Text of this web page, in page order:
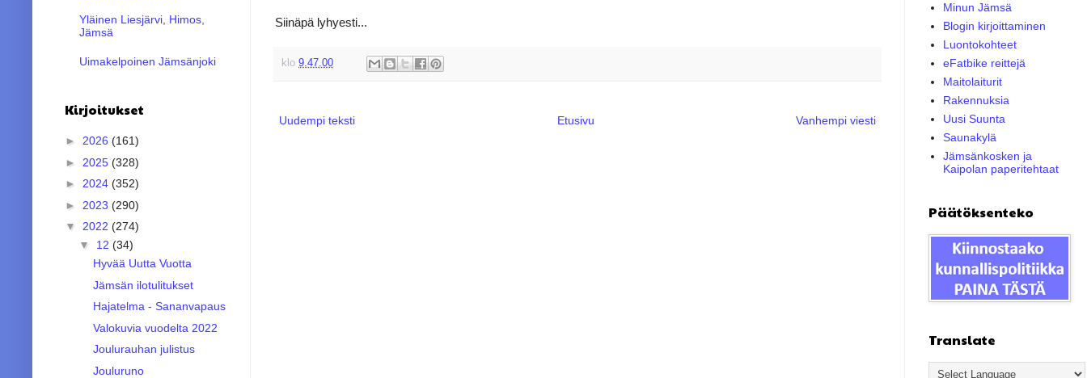
Siinäpä lyhyesti...
klo 9.47.00
Uudempi teksti Vanhempi viesti
Etusivu
Yläinen Liesjärvi, Himos,
Jämsä
Uimakelpoinen Jämsänjoki
Kirjoitukset
► 2026 (161)
► 2025 (328)
► 2024 (352)
► 2023 (290)
▼ 2022 (274)
▼ 12 (34)
Hyvää Uutta Vuotta
Jämsän ilotulitukset
Hajatelma - Sananvapaus
Valokuvia vuodelta 2022
Joulurauhan julistus
Jouluruno
Minun Jämsä
Blogin kirjoittaminen
Luontokohteet
eFatbike reittejä
Maitolaiturit
Rakennuksia
Uusi Suunta
Saunakylä
Jämsänkosken ja
Kaipolan paperitehtaat
Päätöksenteko
Translate